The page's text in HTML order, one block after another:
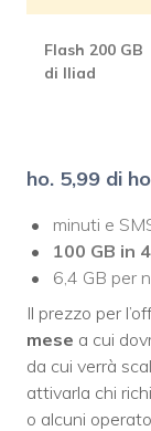
Flash 200 GB
di Iliad
ho. 5,99 di
minuti e
100 GB in
6,4 GB per
Il prezzo per
mese a cui
da cui verrà
attivarla chi
o alcuni